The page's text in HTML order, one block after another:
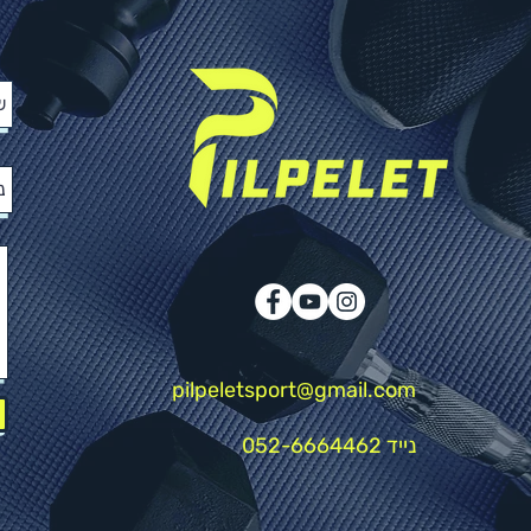
pilpeletsport@gmail.com
נייד052-6664462